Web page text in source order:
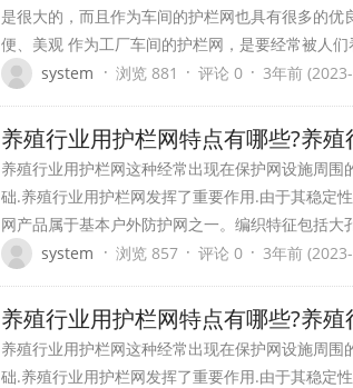
是很大的，而且作为车间的护栏网也具有很多的
便、美观 作为工厂车间的护栏网，是要经常被人
system · 浏览 881 · 评论 0 · 3年前
养殖行业用护栏网特点有哪些?养殖
养殖行业用护栏网这种经常出现在保护网设施周
础.养殖行业用护栏网发挥了重要作用.由于其稳定
网产品属于基本户外防护网之一。编织特征包括
system · 浏览 857 · 评论 0 · 3年前
养殖行业用护栏网特点有哪些?养殖
养殖行业用护栏网这种经常出现在保护网设施周
础.养殖行业用护栏网发挥了重要作用.由于其稳定